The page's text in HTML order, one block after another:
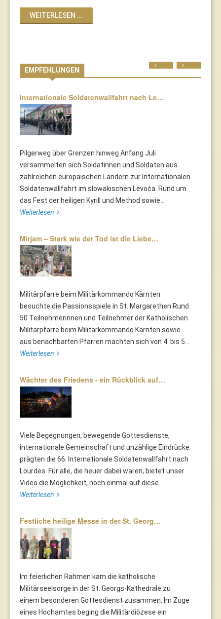
WEITERLESEN ...
EMPFEHLUNGEN
Internationale Soldatenwallfahrt nach Le…
Pilgerweg über Grenzen hinweg Anfang Juli
versammelten sich Soldatinnen und Soldaten aus
zahlreichen europäischen Ländern zur Internationalen
Soldatenwallfahrt im slowakischen Levoča. Rund um
das Fest der heiligen Kyrill und Method sowie...
Weiterlesen
Mirjam – Stark wie der Tod ist die Liebe…
Militärpfarre beim Militärkommando Kärnten
besuchte die Passionsspiele in St. Margarethen Rund
50 Teilnehmerinnen und Teilnehmer der Katholischen
Militärpfarre beim Militärkommando Kärnten sowie
aus benachbarten Pfarren machten sich von 4. bis 5...
Weiterlesen
Wächter des Friedens - ein Rückblick auf…
Viele Begegnungen, bewegende Gottesdienste,
internationale Gemeinschaft und unzählige Eindrücke
prägten die 66. Internationale Soldatenwallfahrt nach
Lourdes. Für alle, die heuer dabei waren, bietet unser
Video die Möglichkeit, noch einmal auf diese...
Weiterlesen
Festliche heilige Messe in der St. Georg…
Im feierlichen Rahmen kam die katholische
Militärseelsorge in der St. Georgs-Kathedrale zu
einem besonderen Gottesdienst zusammen. Im Zuge
eines Hochamtes beging die Militärdiözese ein